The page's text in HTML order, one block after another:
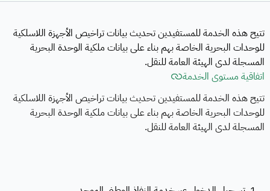
تتيح هذه الخدمة للمستفيدين تحديث بيانات تراخيص الأجهزة اللاسلكية
للوحدات البحرية الخاصة بهم بناء على بيانات ملكية الوحدة البحرية
المسجلة لدى الهيئة العامة للنقل.
اتفاقية مستوى الخدمة
تتيح هذه الخدمة للمستفيدين تحديث بيانات تراخيص الأجهزة اللاسلكية
للوحدات البحرية الخاصة بهم بناء على بيانات ملكية الوحدة البحرية
المسجلة لدى الهيئة العامة للنقل.